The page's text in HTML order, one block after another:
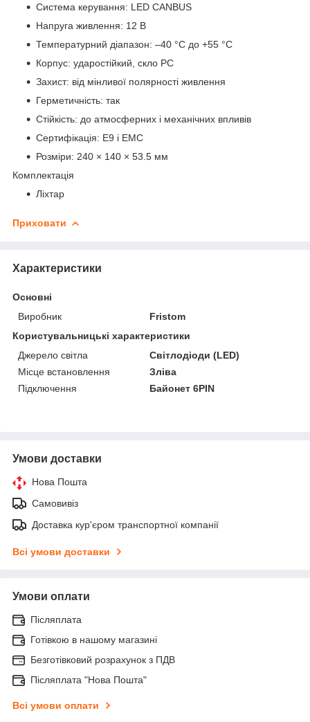
Система керування: LED CANBUS
Напруга живлення: 12 В
Температурний діапазон: –40 °C до +55 °C
Корпус: ударостійкий, скло PC
Захист: від мінливої полярності живлення
Герметичність: так
Стійкість: до атмосферних і механічних впливів
Сертифікація: E9 і EMC
Розміри: 240 × 140 × 53.5 мм
Комплектація
Ліхтар
Приховати
Характеристики
Основні
Виробник
Fristom
Користувальницькі характеристики
Джерело світла
Світлодіоди (LED)
Місце встановлення
Зліва
Підключення
Байонет 6PIN
Умови доставки
Нова Пошта
Самовивіз
Доставка кур'єром транспортної компанії
Всі умови доставки
Умови оплати
Післяплата
Готівкою в нашому магазині
Безготівковий розрахунок з ПДВ
Післяплата "Нова Пошта"
Всі умови оплати